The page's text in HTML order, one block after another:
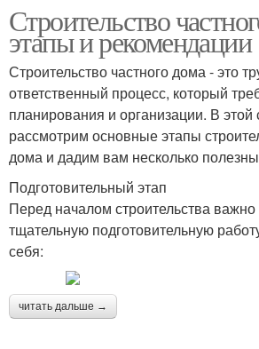
Строительство
этапы и рекомендации
Строительство частного дома - это
ответственный процесс, который
планирования и организации. В этой
рассмотрим основные этапы
дома и дадим вам несколько
Подготовительный этап
Перед началом строительства важно
тщательную подготовительную
себя:
читать дальше →